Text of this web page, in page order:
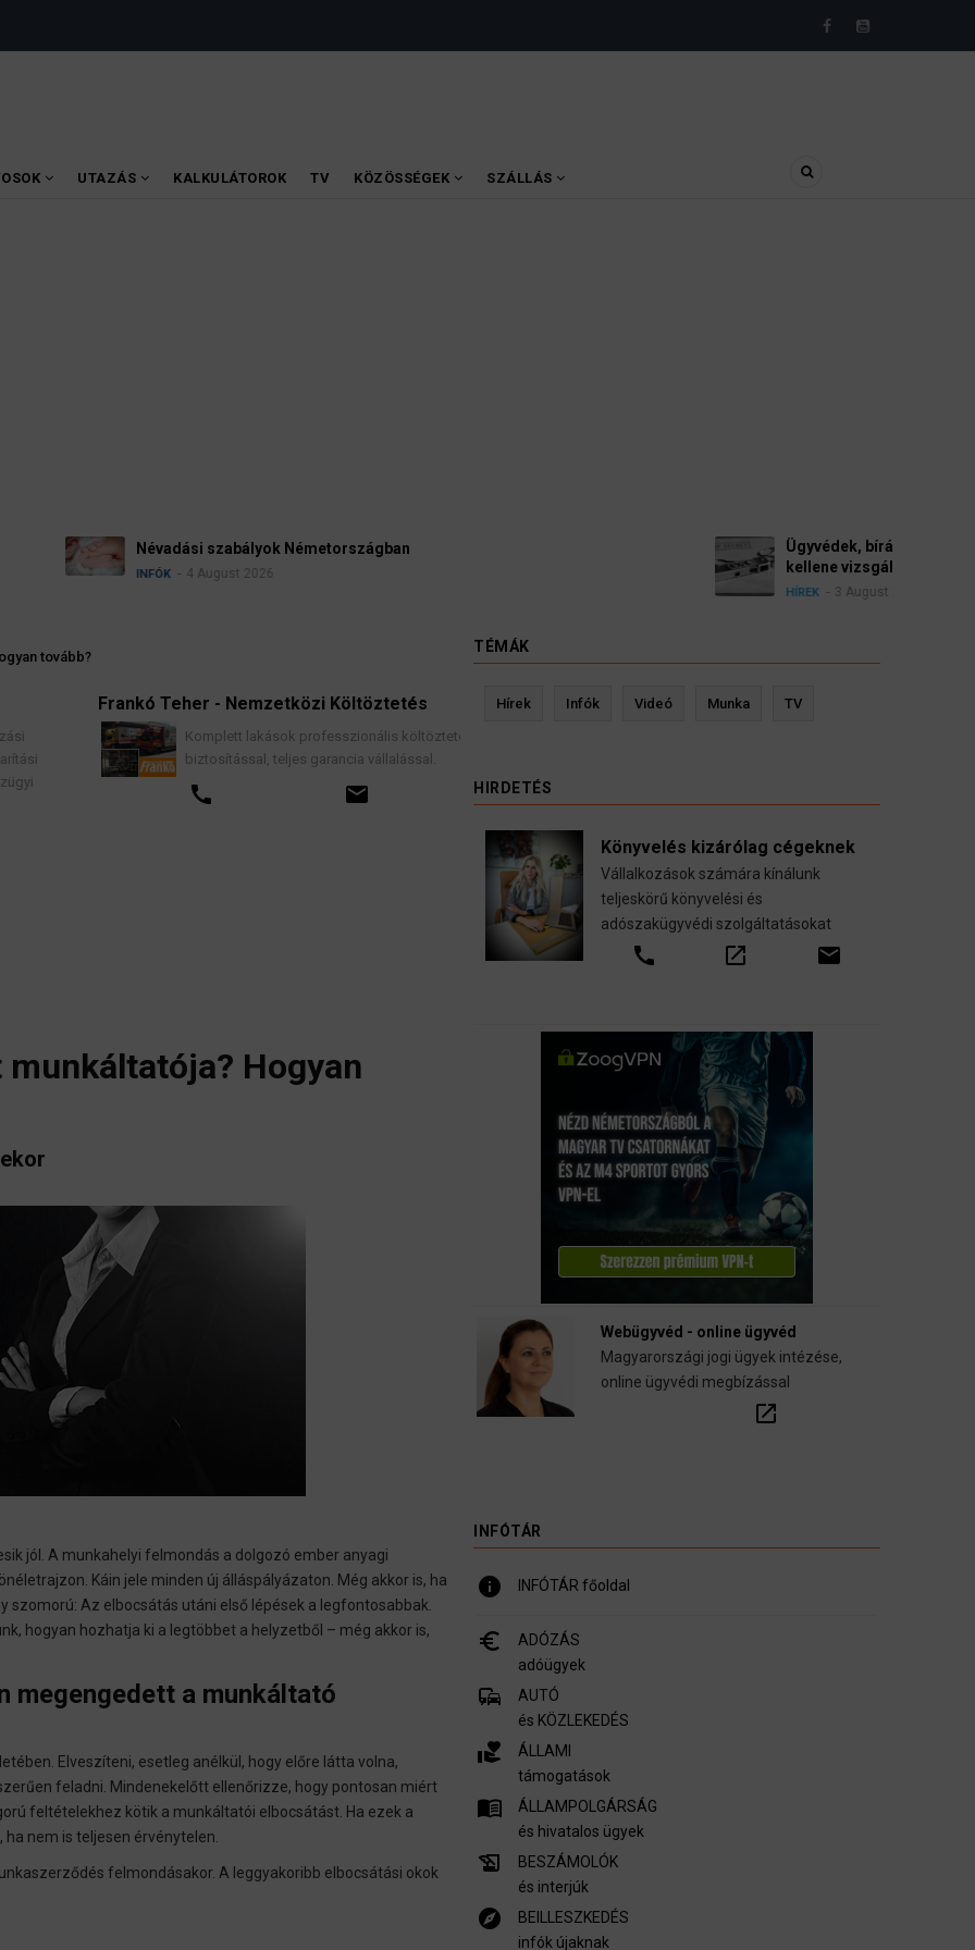
UTAZÁS KALKULÁTOROK TV KÖZÖSSÉGEK SZÁLLÁS
Ügyvédek, bírák és ügyészek szerint a német politikának mielőbb meg
kellene vizsgálnia egy pártbetiltási eljárás elindítását.
tovább?
Frankó Teher - Nemzetközi Költöztetés
Komplett lakások professzionális költöztetése
biztosítással, teljes garancia vállalással.
Kevin Ressler biztosítási szakértő
Hogyan
jól. A munkahelyi felmondás a dolgozó ember anyagi
Káin jele minden új álláspályázaton. Még akkor is, ha
Az elbocsátás utáni első lépések a legfontosabbak.
hogyan hozhatja ki a legtöbbet a helyzetből – még akkor is,
megengedett a munkáltató
Elveszíteni, esetleg anélkül, hogy előre látta volna,
feladni. Mindenekelőtt ellenőrizze, hogy pontosan miért
feltételekhez kötik a munkáltatói elbocsátást. Ha ezek a
nem is teljesen érvénytelen.
felmondásakor. A leggyakoribb elbocsátási okok
TÉMÁK
Hírek Infók Videó Munka TV
HIRDETÉS
Könyvelés kizárólag cégeknek
Vállalkozások számára kínálunk
teljeskörű könyvelési és
adószakügyvédi szolgáltatásokat
call open_in_new email
Webügyvéd - online ügyvéd
Magyarországi jogi ügyek intézése,
online ügyvédi megbízással
open_in_new
INFÓTÁR
info INFÓTÁR főoldal
euro_symbol
ADÓZÁS
adóügyek
commute
AUTÓ
és KÖZLEKEDÉS
volunteer_activism
ÁLLAMI
támogatások
menu_book
ÁLLAMPOLGÁRSÁG
és hivatalos ügyek
history_edu
BESZÁMOLÓK
és interjúk
explore
BEILLESZKEDÉS
infók újaknak